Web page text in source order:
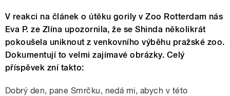
V reakci na článek o útěku gorily v Zoo Rotterdam nás
Eva P. ze Zlína upozornila, že se Shinda několikrát
pokoušela uniknout z venkovního výběhu pražské zoo.
Dokumentují to velmi zajímavé obrázky. Celý
příspěvek zní takto:
Dobrý den, pane Smrčku, nedá mi, abych v této